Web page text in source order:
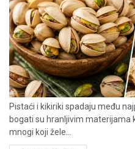
Pistaći i kikiriki spadaju među
bogati su hranljivim materijama
mnogi koji žele...